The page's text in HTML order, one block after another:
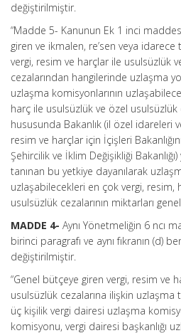
değiştirilmiştir.
“Madde 5- Kanunun Ek 1 inci
giren ve ikmalen, re’sen veya
vergi, resim ve harçlar ile usulsüzlük
cezalarından hangilerinde uzlaşma
uzlaşma komisyonlarının
harç ile usulsüzlük ve özel usulsüzlük
hususunda Bakanlık (il özel idareleri
resim ve harçlar için İçişleri
Şehircilik ve İklim Değişikliği Bakanlığı)
tanınan bu yetkiye dayanılarak
uzlaşabilecekleri en çok vergi, resim,
usulsüzlük cezalarının miktarları
MADDE 4- Aynı Yönetmeliğin 6 ncı
birinci paragrafı ve aynı fıkranın (d)
değiştirilmiştir.
“Genel bütçeye giren vergi, resim ve
usulsüzlük cezalarına ilişkin
üç kişilik vergi dairesi uzlaşma
komisyonu, vergi dairesi başkanlığı